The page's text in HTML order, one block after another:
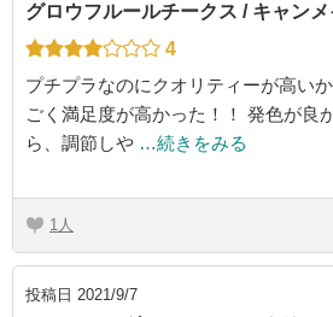
グロウフルールチークス / キャンメ
4
プチプラなのにクオリティーが高い
ごく満足度が高かった！！ 発色が良
ら、調節しや …続きをみる
1
投稿日 2021/9/7